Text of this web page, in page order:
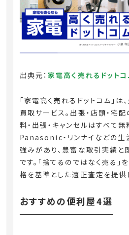
出典元：家電高く売れるドットコ
「家電高く売れるドットコム」
買取サービス。出張・店頭・宅
料・出張・キャンセルはすべて無
Panasonic・リンナイなどの生
強みがあり、豊富な取引実績
です。「捨てるのではなく売る」
格を基準とした適正査定を提供
おすすめの便利屋4選